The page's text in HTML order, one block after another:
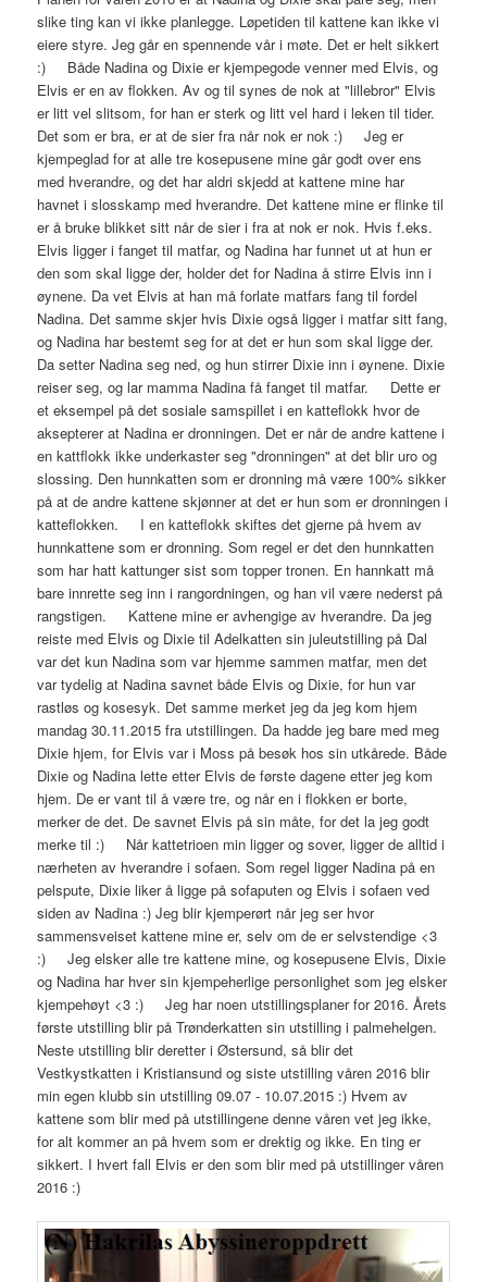
slike ting kan vi ikke planlegge. Løpetiden til kattene kan ikke vi
eiere styre. Jeg går en spennende vår i møte. Det er helt sikkert
:) Både Nadina og Dixie er kjempegode venner med Elvis, og
Elvis er en av flokken. Av og til synes de nok at "lillebror" Elvis
er litt vel slitsom, for han er sterk og litt vel hard i leken til tider.
Det som er bra, er at de sier fra når nok er nok :) Jeg er
kjempeglad for at alle tre kosepusene mine går godt over ens
med hverandre, og det har aldri skjedd at kattene mine har
havnet i slosskamp med hverandre. Det kattene mine er flinke til
er å bruke blikket sitt når de sier i fra at nok er nok. Hvis f.eks.
Elvis ligger i fanget til matfar, og Nadina har funnet ut at hun er
den som skal ligge der, holder det for Nadina å stirre Elvis inn i
øynene. Da vet Elvis at han må forlate matfars fang til fordel
Nadina. Det samme skjer hvis Dixie også ligger i matfar sitt fang,
og Nadina har bestemt seg for at det er hun som skal ligge der.
Da setter Nadina seg ned, og hun stirrer Dixie inn i øynene. Dixie
reiser seg, og lar mamma Nadina få fanget til matfar. Dette er
et eksempel på det sosiale samspillet i en katteflokk hvor de
aksepterer at Nadina er dronningen. Det er når de andre kattene i
en kattflokk ikke underkaster seg "dronningen" at det blir uro og
slossing. Den hunnkatten som er dronning må være 100% sikker
på at de andre kattene skjønner at det er hun som er dronningen i
katteflokken. I en katteflokk skiftes det gjerne på hvem av
hunnkattene som er dronning. Som regel er det den hunnkatten
som har hatt kattunger sist som topper tronen. En hannkatt må
bare innrette seg inn i rangordningen, og han vil være nederst på
rangstigen. Kattene mine er avhengige av hverandre. Da jeg
reiste med Elvis og Dixie til Adelkatten sin juleutstilling på Dal
var det kun Nadina som var hjemme sammen matfar, men det
var tydelig at Nadina savnet både Elvis og Dixie, for hun var
rastløs og kosesyk. Det samme merket jeg da jeg kom hjem
mandag 30.11.2015 fra utstillingen. Da hadde jeg bare med meg
Dixie hjem, for Elvis var i Moss på besøk hos sin utkårede. Både
Dixie og Nadina lette etter Elvis de første dagene etter jeg kom
hjem. De er vant til å være tre, og når en i flokken er borte,
merker de det. De savnet Elvis på sin måte, for det la jeg godt
merke til :) Når kattetrioen min ligger og sover, ligger de alltid i
nærheten av hverandre i sofaen. Som regel ligger Nadina på en
pelspute, Dixie liker å ligge på sofaputen og Elvis i sofaen ved
siden av Nadina :) Jeg blir kjemperørt når jeg ser hvor
sammensveiset kattene mine er, selv om de er selvstendige <3
:) Jeg elsker alle tre kattene mine, og kosepusene Elvis, Dixie
og Nadina har hver sin kjempeherlige personlighet som jeg elsker
kjempehøyt <3 :) Jeg har noen utstillingsplaner for 2016. Årets
første utstilling blir på Trønderkatten sin utstilling i palmehelgen.
Neste utstilling blir deretter i Østersund, så blir det
Vestkystkatten i Kristiansund og siste utstilling våren 2016 blir
min egen klubb sin utstilling 09.07 - 10.07.2015 :) Hvem av
kattene som blir med på utstillingene denne våren vet jeg ikke,
for alt kommer an på hvem som er drektig og ikke. En ting er
sikkert. I hvert fall Elvis er den som blir med på utstillinger våren
2016 :)